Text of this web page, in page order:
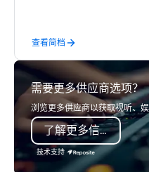
late model luxury vehicles to
highly experienced and
team of chauffeurs and
you will know quality when
with La Costa Limousine.
查看简档
需要更多供应商选项？
浏览更多供应商以获取视听、
了解更多信息
技术支持